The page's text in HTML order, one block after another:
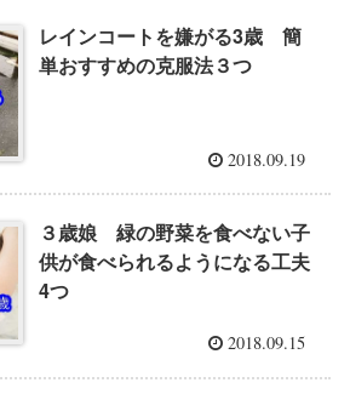
レインコートを嫌がる3歳 簡
単おすすめの克服法３つ
2018.09.19
３歳娘 緑の野菜を食べない子
供が食べられるようになる工夫
4つ
2018.09.15